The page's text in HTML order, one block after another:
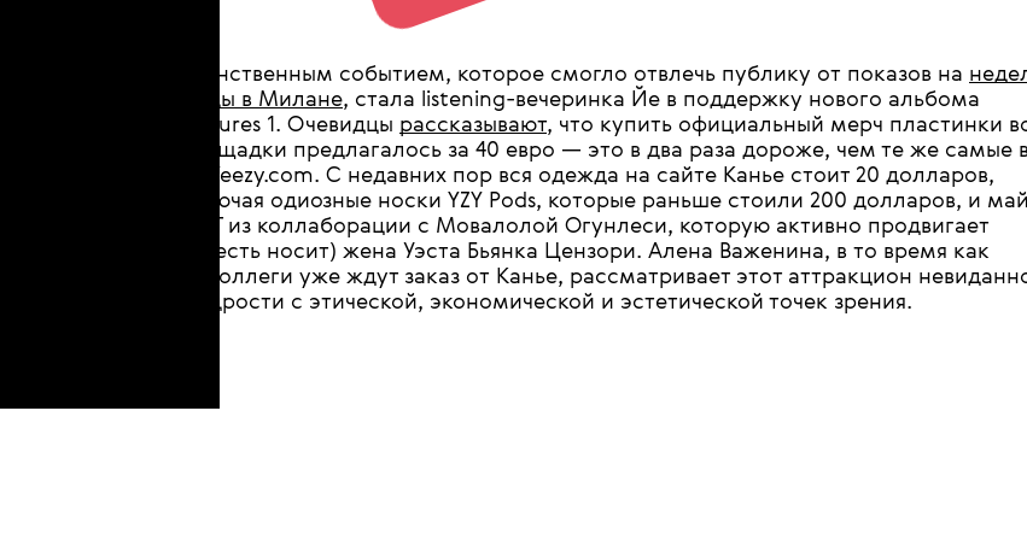
Единственным событием, которое смогло отвлечь публику от показов на
моды в Милане, стала listening-вечеринка Йе в поддержку нового альбома
Vultures 1. Очевидцы рассказывают, что купить официальный мерч пластинки
площадки предлагалось за 40 евро — это в два раза дороже, чем те же самые
на Yeezy.com. С недавних пор вся одежда на сайте Канье стоит 20 долларов,
включая одиозные носки YZY Pods, которые раньше стоили 200 долларов, и
WET из коллаборации с Мовалолой Огунлеси, которую активно продвигает
(то есть носит) жена Уэста Бьянка Цензори. Алена Важенина, в то время как
ее коллеги уже ждут заказ от Канье, рассматривает этот аттракцион
щедрости с этической, экономической и эстетической точек зрения.